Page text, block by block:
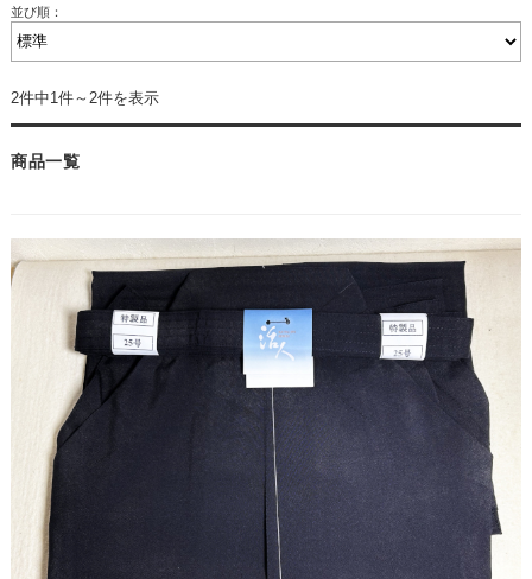
並び順：
2件中1件～2件を表示
商品一覧